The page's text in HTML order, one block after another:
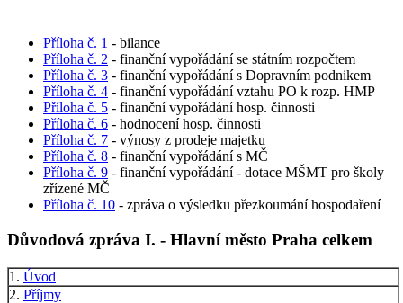
Příloha č. 1 - bilance
Příloha č. 2 - finanční vypořádání se státním rozpočtem
Příloha č. 3 - finanční vypořádání s Dopravním podnikem
Příloha č. 4 - finanční vypořádání vztahu PO k rozp. HMP
Příloha č. 5 - finanční vypořádání hosp. činnosti
Příloha č. 6 - hodnocení hosp. činnosti
Příloha č. 7 - výnosy z prodeje majetku
Příloha č. 8 - finanční vypořádání s MČ
Příloha č. 9 - finanční vypořádání - dotace MŠMT pro školy
zřízené MČ
Příloha č. 10 - zpráva o výsledku přezkoumání hospodaření
Důvodová zpráva I. - Hlavní město Praha celkem
1. Úvod
2. Příjmy